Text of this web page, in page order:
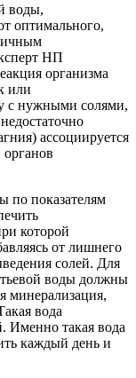
воды,
оптимального,
НП
организма
или
с нужными солями,
ассоциируется
органов
по показателям
которой
от лишнего
солей. Для
воды должны
минерализация,
вода
Именно такая вода
каждый день и